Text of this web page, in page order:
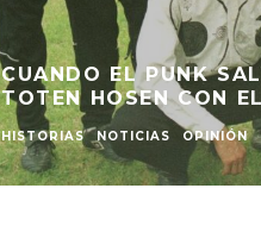
CUANDO EL PUNK
TOTEN HOSEN CON
HISTORIAS NOTICIAS OPINIÓN